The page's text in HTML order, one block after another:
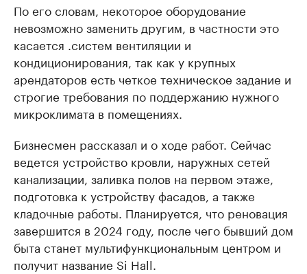
По его словам, некоторое оборудование
невозможно заменить другим, в частности это
касается .систем вентиляции и
кондиционирования, так как у крупных
арендаторов есть четкое техническое задание и
строгие требования по поддержанию нужного
микроклимата в помещениях.
Бизнесмен рассказал и о ходе работ. Сейчас
ведется устройство кровли, наружных сетей
канализации, заливка полов на первом этаже,
подготовка к устройству фасадов, а также
кладочные работы. Планируется, что реновация
завершится в 2024 году, после чего бывший дом
быта станет мультифункциональным центром и
получит название Si Hall.